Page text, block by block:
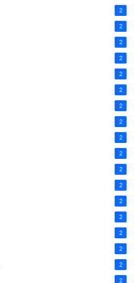
2
2
2
2
2
2
2
2
2
2
2
2
2
2
2
2
2
2